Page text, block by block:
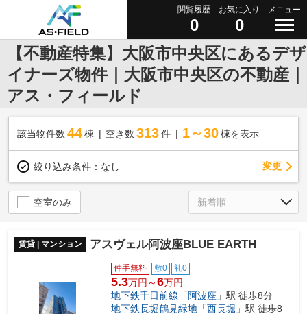
閲覧履歴
0
お気に入り
0
メニュー
【不動産特集】大阪市中央区にあるデザ
イナーズ物件｜大阪市中央区の不動産｜
アス・フィールド
該当物件数 44棟 空き数 313 件 1～30 棟を表示
絞り込み条件： なし 変更
空室のみ
賃貸 | マンション アスヴェル阿波座BLUE EARTH
仲手無料 敷0 礼0
5.3万円～6万円
地下鉄千日前線 「 阿波座 」駅 徒歩8分
地下鉄長堀鶴見緑地 「西長堀 」駅 徒歩8